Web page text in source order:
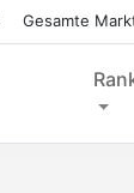
Gesamte